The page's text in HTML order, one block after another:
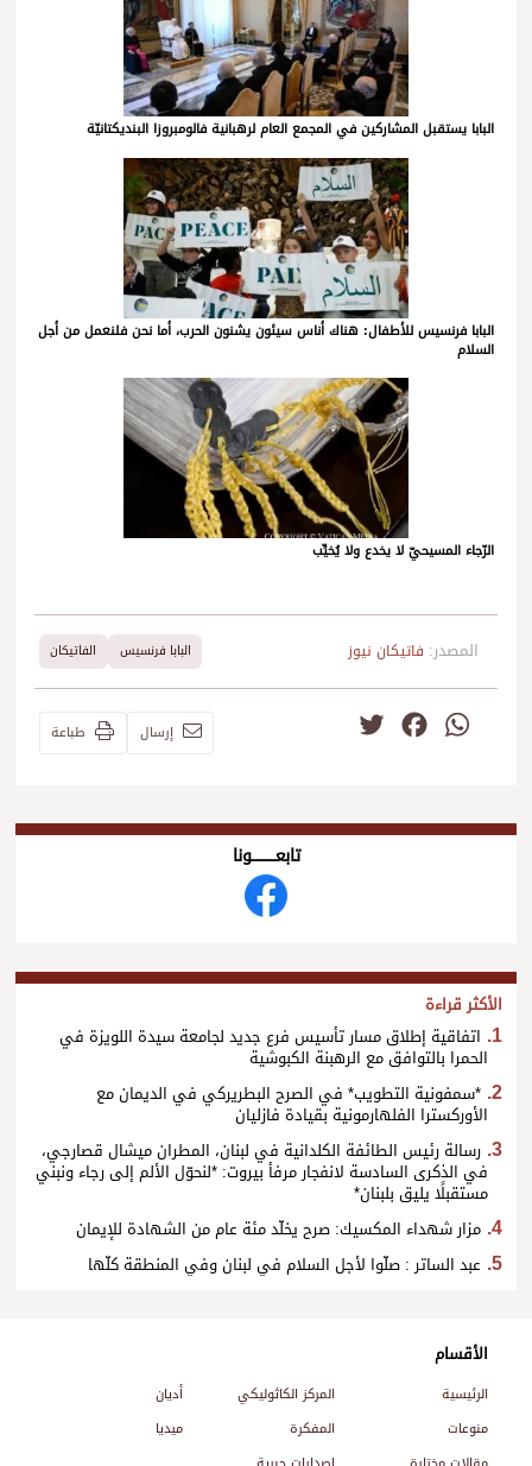
البابا يستقبل المشاركين في المجمع العام لرهبانية فالومبروزا البنديكتانيّة
البابا فرنسيس للأطفال: هناك أناس سيئون يشنون الحرب، أما نحن فلنعمل من أجل
السلام
الرّجاء المسيحيّ لا يخدع ولا يُخيِّب
المصدر: فاتيكان نيوز البابا فرنسيس الفاتيكان
WhatsApp
Facebook إرسال طباعة
تابعــــــــــونا
الأكثر قراءة
اتفاقية إطلاق مسار تأسيس فرع جديد لجامعة سيدة اللويزة في
الحمرا بالتوافق مع الرهبنة الكبوشية
*سمفونية التطويب* في الصرح البطريركي في الديمان مع
الأوركسترا الفلهارمونية بقيادة فازليان
رسالة رئيس الطائفة الكلدانية في لبنان، المطران ميشال قصارجي،
في الذكرى السادسة لانفجار مرفأ بيروت: *لنحوّل الألم إلى رجاء ونبني
مستقبلًا يليق بلبنان*
مزار شهداء المكسيك: صرح يخلّد مئة عام من الشهادة للإيمان
عبد الساتر : صلّوا لأجل السلام في لبنان وفي المنطقة كلّها
الأقسام
الرئيسية المركز الكاثوليكي
أديان
منوعات
المفكرة
ميديا